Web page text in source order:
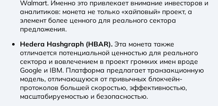
Walmart. Именно это привлекает внимание инвесторов и
аналитиков: монета не только «хайповый» проект, а
элемент более ценного для реального сектора
предложения.
Hedera Hashgraph (HBAR). Эта монета также
отличается потенциальной ценностью для реального
сектора и вовлечением в проект громких имен вроде
Google и IBM. Платформа предлагает транзакционную
модель, отличающуюся от привычных блокчейн-
протоколов большей скоростью, эффективностью,
масштабируемостью и безопасностью.